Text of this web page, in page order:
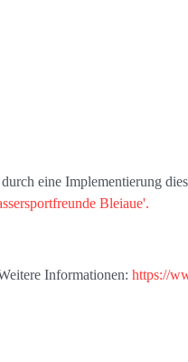
eine Implementierung
Bleiaue'.
Informationen: https://